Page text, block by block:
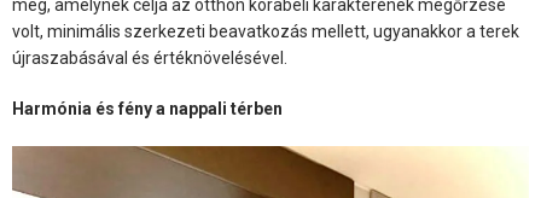
meg, amelynek célja az otthon korabeli karakterének megőrzése
volt, minimális szerkezeti beavatkozás mellett, ugyanakkor a terek
újraszabásával és értéknövelésével.
Harmónia és fény a nappali térben